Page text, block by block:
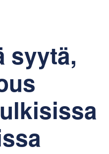
syytä,